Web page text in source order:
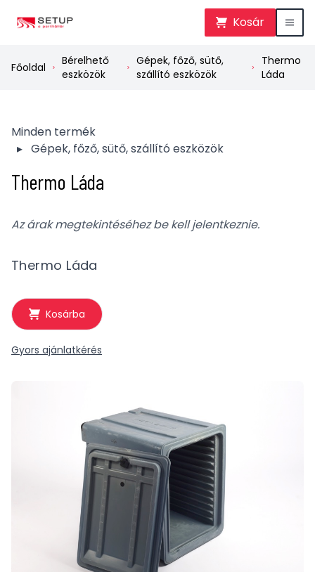
Kosár
Főoldal
Bérelhető
eszközök
Gépek, főző, sütő,
szállító eszközök
Thermo
Láda
Minden termék
▸ Gépek, főző, sütő, szállító eszközök
Thermo Láda
Az árak megtekintéséhez be kell jelentkeznie.
Thermo Láda
Kosárba
Gyors ajánlatkérés